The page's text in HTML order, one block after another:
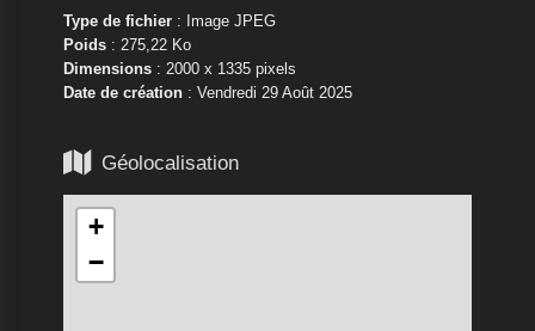
Type de fichier: Image JPEG
Poids: 275,22 Ko
Dimensions: 2000 x 1335 pixels
Date de création: Vendredi 29 Août 2025
 Géolocalisation
+
−